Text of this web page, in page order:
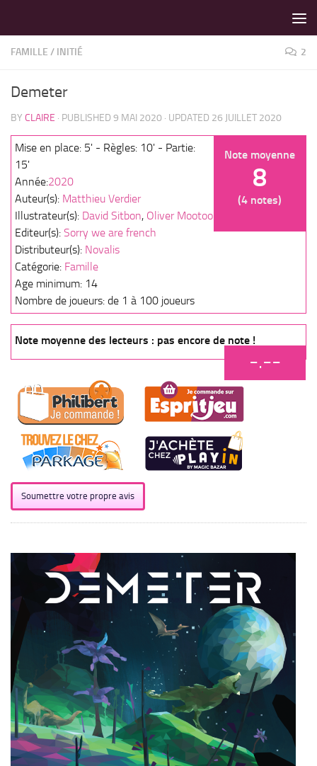
FAMILLE / INITIÉ 2
Demeter
BY CLAIRE · PUBLISHED 9 MAI 2020 · UPDATED 26 JUILLET 2020
Note moyenne
8
(4 notes)
Mise en place: 5' - Règles: 10' - Partie:
15'
Année:2020
Auteur(s): Matthieu Verdier
Illustrateur(s): David Sitbon, Oliver Mootoo
Editeur(s): Sorry we are french
Distributeur(s): Novalis
Catégorie: Famille
Age minimum: 14
Nombre de joueurs: de 1 à 100 joueurs
Note moyenne des lecteurs : pas encore de note !
-.--
Soumettre votre propre avis